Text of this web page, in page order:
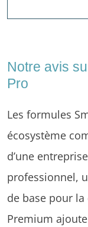
Notre avis
Pro
Les formules
écosystème
d’une
professionnel,
de base pour
Premium